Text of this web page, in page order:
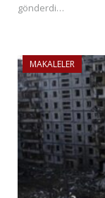
gönderdi…
MAKALELER